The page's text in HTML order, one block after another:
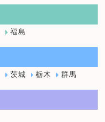
福島
茨城 栃木 群馬